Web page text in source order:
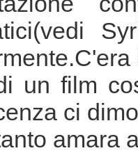
un film
ci
amara